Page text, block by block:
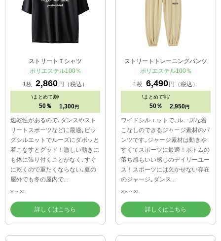
ストリートＴシャツ
ポリエステル100％
1枚 2,860円（税込）
\まとめて割/
50％ 1,300円
速乾性があるので､ダンスやスト
リートスポーツなどに最適｡ビッ
グシルエットでルーズにダボッと
着こなすとグッド！激しい動きに
も体に張り付くことがなく､すぐ
に乾くので重たくならない｡夏の
屋外でも冬の屋内で...
S ~ XL
詳しくはこちら
ストリートトレーニングパンツ
ポリエステル100％
1枚 6,490円（税込）
\まとめて割/
50％ 2,950円
ワイドシルエットで､ルーズな着
こなしのできるジャージ素材のパ
ンツです｡ジャージ素材は動きや
すくてスポーツに最適！ボトムの
落ち感もいい感じのデイリーユー
ス！スポーツには欠かせない存在
のジャージ｡ダンス...
XS ~ XL
詳しくはこちら